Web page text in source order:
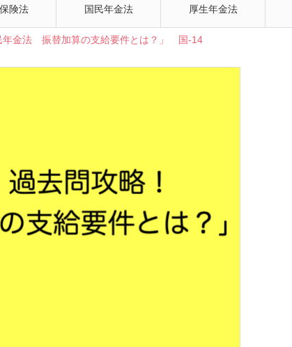
険法 国民年金法 厚生年金法
年金法 振替加算の支給要件とは？」 国-14